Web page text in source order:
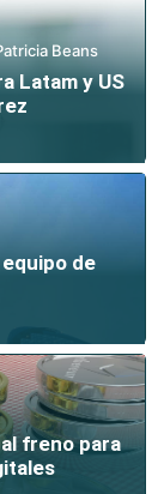
Beans
Latam y US
de
freno para